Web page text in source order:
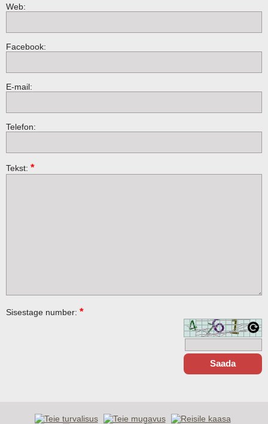
Web:
Facebook:
E-mail:
Telefon:
Tekst: *
Sisestage number: *